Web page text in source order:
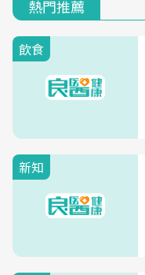
熱門推薦
飲食
新知